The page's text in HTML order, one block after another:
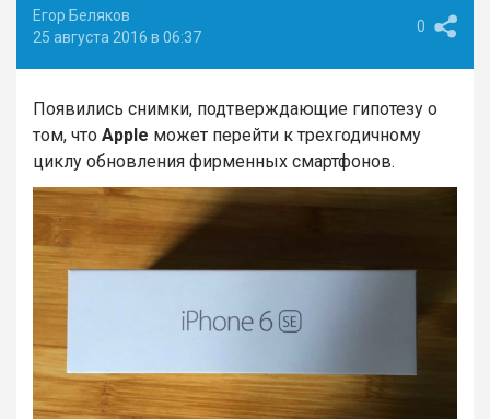
Егор Беляков
25 августа 2016 в 06:37
0
Появились снимки, подтверждающие гипотезу о
том, что Apple может перейти к трехгодичному
циклу обновления фирменных смартфонов.